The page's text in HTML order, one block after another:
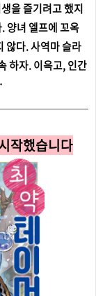
을 즐기려고 했지
양녀 엘프에 꼬옥
않다. 사역마 슬라
하자. 이윽고, 인간
작했습니다